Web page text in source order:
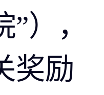
），
奖励